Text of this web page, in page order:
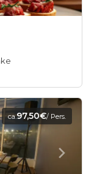
ca.97,50€/ Pers.